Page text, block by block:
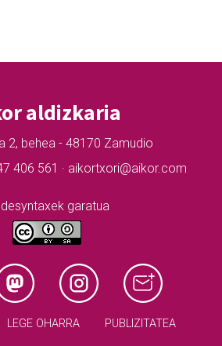
aldizkaria
2, behea - 48170 Zamudio
406 561 · aikortxori@aikor.com
garatua
LEGE OHARRA PUBLIZITATEA